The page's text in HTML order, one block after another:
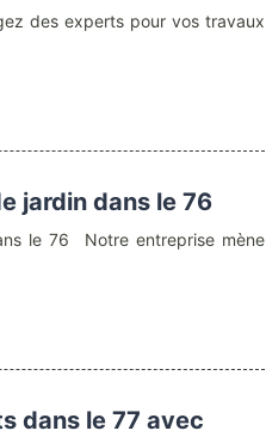
des experts pour vos travaux
jardin dans le 76
le 76 Notre entreprise mène
dans le 77 avec